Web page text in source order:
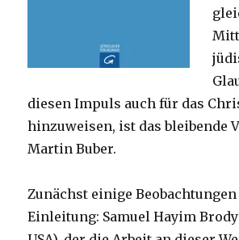
diesen Impuls auch für das
hinzuweisen, ist das bleibende
Martin Buber.
Zunächst einige Beobachtungen
Einleitung: Samuel Hayim